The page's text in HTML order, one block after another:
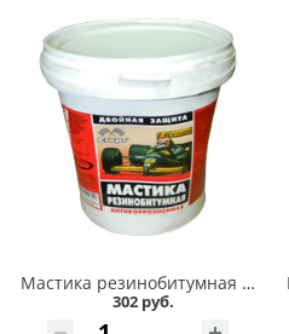
Мастика резинобитумная СТАРТ 1л в Омске
302 руб.